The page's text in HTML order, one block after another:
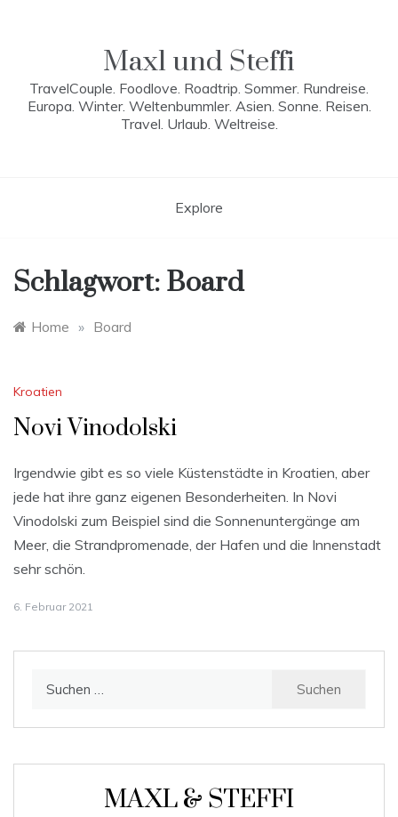
Maxl und Steffi
TravelCouple. Foodlove. Roadtrip. Sommer. Rundreise.
Europa. Winter. Weltenbummler. Asien. Sonne. Reisen.
Travel. Urlaub. Weltreise.
Explore
Schlagwort: Board
Home » Board
Kroatien
Novi Vinodolski
Irgendwie gibt es so viele Küstenstädte in Kroatien, aber
jede hat ihre ganz eigenen Besonderheiten. In Novi
Vinodolski zum Beispiel sind die Sonnenuntergänge am
Meer, die Strandpromenade, der Hafen und die Innenstadt
sehr schön.
6. Februar 2021
MAXL & STEFFI